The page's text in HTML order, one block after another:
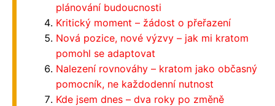
plánování budoucnosti
Kritický moment – žádost o přeřazení
Nová pozice, nové výzvy – jak mi kratom
pomohl se adaptovat
Nalezení rovnováhy – kratom jako občasný
pomocník, ne každodenní nutnost
Kde jsem dnes – dva roky po změně